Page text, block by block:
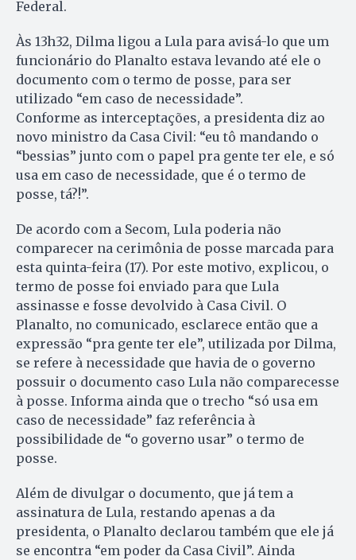
Federal.
Às 13h32, Dilma ligou a Lula para avisá-lo que um
funcionário do Planalto estava levando até ele o
documento com o termo de posse, para ser
utilizado “em caso de necessidade”.
Conforme as interceptações, a presidenta diz ao
novo ministro da Casa Civil: “eu tô mandando o
“bessias” junto com o papel pra gente ter ele, e só
usa em caso de necessidade, que é o termo de
posse, tá?!”.
De acordo com a Secom, Lula poderia não
comparecer na cerimônia de posse marcada para
esta quinta-feira (17). Por este motivo, explicou, o
termo de posse foi enviado para que Lula
assinasse e fosse devolvido à Casa Civil. O
Planalto, no comunicado, esclarece então que a
expressão “pra gente ter ele”, utilizada por Dilma,
se refere à necessidade que havia de o governo
possuir o documento caso Lula não comparecesse
à posse. Informa ainda que o trecho “só usa em
caso de necessidade” faz referência à
possibilidade de “o governo usar” o termo de
posse.
Além de divulgar o documento, que já tem a
assinatura de Lula, restando apenas a da
presidenta, o Planalto declarou também que ele já
se encontra “em poder da Casa Civil”. Ainda